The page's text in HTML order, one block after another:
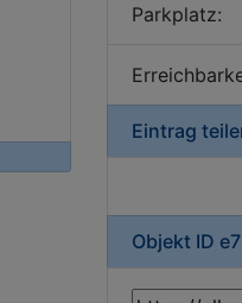
Parkplatz:
Eintrag
Objekt ID